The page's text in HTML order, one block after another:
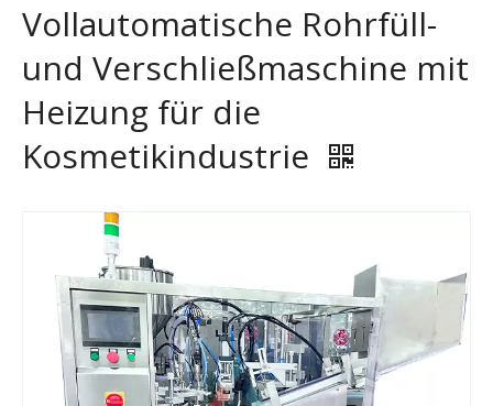
Vollautomatische Rohrfüll-
und Verschließmaschine mit
Heizung für die
Kosmetikindustrie